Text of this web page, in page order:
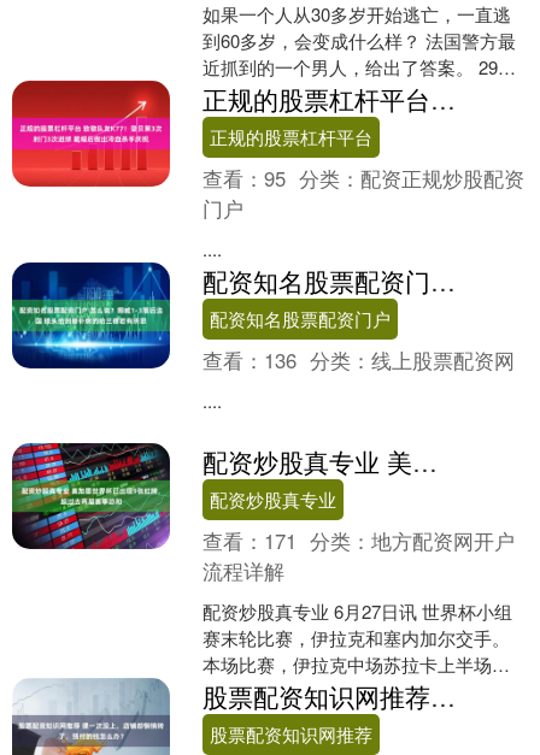
如果一个人从30多岁开始逃亡，一直逃
到60多岁，会变成什么样？ 法国警方最
近抓到的一个男人，给出了答案。 29年
前，他是持枪抢劫运钞车的悍匪，是法
国警方重点通缉....
正规的股票杠杆平台 致敬队友K77！登贝莱3次射门3次进球 戴帽后做出冷血杀手庆祝
正规的股票杠杆平台
查看：95 分类：配资正规炒股配资
门户
....
配资知名股票配资门户 怎么说？挪威1-3落后法国 镜头给到替补席的哈兰德若有所思
配资知名股票配资门户
查看： 136 分类：线上股票配资网
....
配资炒股真专业 美加墨世界杯已出现9张红牌，超过去两届赛事总和
配资炒股真专业
查看： 171 分类：地方配资网开户
流程详解
配资炒股真专业 6月27日讯 世界杯小组
赛末轮比赛，伊拉克和塞内加尔交手。
本场比赛，伊拉克中场苏拉卡上半场染
红被罚下。 本届世界杯上已出现9张红牌
配资炒股真专业....
股票配资知识网推荐 课一次没上，店铺却悄悄转了，预付的钱怎么办？
股票配资知识网推荐